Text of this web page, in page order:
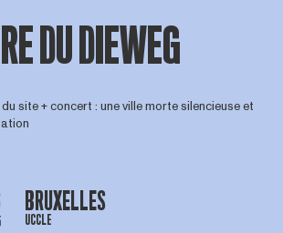
DU DIEWEG
site + concert : une ville morte silencieuse et
BRUXELLES
UCCLE